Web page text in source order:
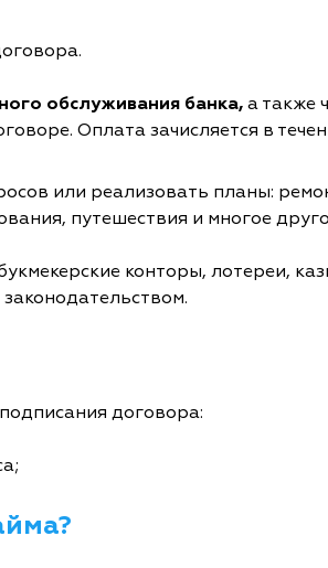
обслуживания банка, а также
Оплата зачисляется в
или реализовать планы:
путешествия и многое
конторы, лотереи,
договора: